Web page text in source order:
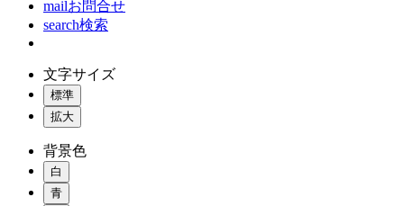
mailお問合せ
search検索
文字サイズ
標準
拡大
背景色
白
青